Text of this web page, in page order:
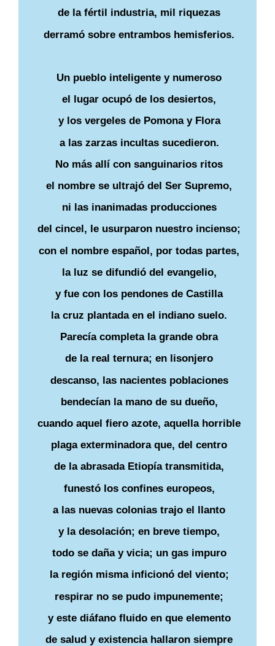
de la fértil industria, mil riquezas
derramó sobre entrambos hemisferios.
Un pueblo inteligente y numeroso
el lugar ocupó de los desiertos,
y los vergeles de Pomona y Flora
a las zarzas incultas sucedieron.
No más allí con sanguinarios ritos
el nombre se ultrajó del Ser Supremo,
ni las inanimadas producciones
del cincel, le usurparon nuestro incienso;
con el nombre español, por todas partes,
la luz se difundió del evangelio,
y fue con los pendones de Castilla
la cruz plantada en el indiano suelo.
Parecía completa la grande obra
de la real ternura; en lisonjero
descanso, las nacientes poblaciones
bendecían la mano de su dueño,
cuando aquel fiero azote, aquella horrible
plaga exterminadora que, del centro
de la abrasada Etiopía transmitida,
funestó los confines europeos,
a las nuevas colonias trajo el llanto
y la desolación; en breve tiempo,
todo se daña y vicia; un gas impuro
la región misma inficionó del viento;
respirar no se pudo impunemente;
y este diáfano fluido en que elemento
de salud y existencia hallaron siempre